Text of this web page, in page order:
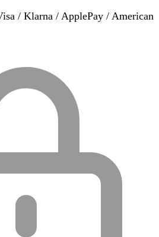
/ Klarna / ApplePay / American